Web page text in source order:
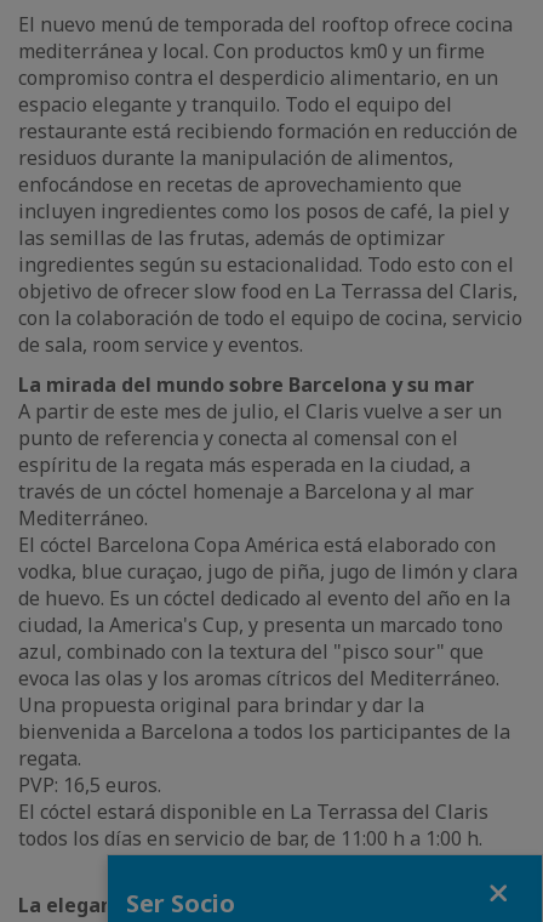
El nuevo menú de temporada del rooftop ofrece cocina
mediterránea y local. Con productos km0 y un firme
compromiso contra el desperdicio alimentario, en un
espacio elegante y tranquilo. Todo el equipo del
restaurante está recibiendo formación en reducción de
residuos durante la manipulación de alimentos,
enfocándose en recetas de aprovechamiento que
incluyen ingredientes como los posos de café, la piel y
las semillas de las frutas, además de optimizar
ingredientes según su estacionalidad. Todo esto con el
objetivo de ofrecer slow food en La Terrassa del Claris,
con la colaboración de todo el equipo de cocina, servicio
de sala, room service y eventos.
La mirada del mundo sobre Barcelona y su mar
A partir de este mes de julio, el Claris vuelve a ser un
punto de referencia y conecta al comensal con el
espíritu de la regata más esperada en la ciudad, a
través de un cóctel homenaje a Barcelona y al mar
Mediterráneo.
El cóctel Barcelona Copa América está elaborado con
vodka, blue curaçao, jugo de piña, jugo de limón y clara
de huevo. Es un cóctel dedicado al evento del año en la
ciudad, la America's Cup, y presenta un marcado tono
azul, combinado con la textura del "pisco sour" que
evoca las olas y los aromas cítricos del Mediterráneo.
Una propuesta original para brindar y dar la
bienvenida a Barcelona a todos los participantes de la
regata.
PVP: 16,5 euros.
El cóctel estará disponible en La Terrassa del Claris
todos los días en servicio de bar, de 11:00 h a 1:00 h.
La elegancia del producto
Ser Socio